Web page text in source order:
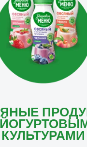
КУЛЬТУРАМИ